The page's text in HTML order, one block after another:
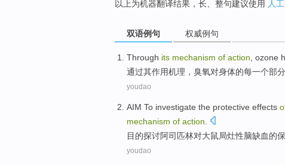
以上为机器翻译结果，长、整句建议使用 人
双语例句 权威例句
Through its mechanism of action ozone
通过其作用机理 ， 臭氧对身体的每一个部分
youdao
AIM To investigate the protective effects
mechanism of action
目的探讨阿司匹林对大鼠局灶性脑缺血的
youdao